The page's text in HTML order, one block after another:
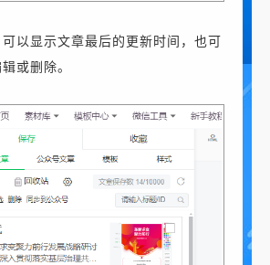
以显示文章最后的更新时间，也可
或删除。